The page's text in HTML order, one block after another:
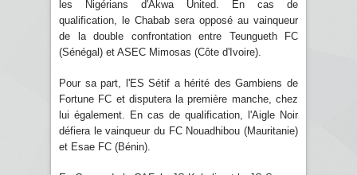
les Nigérians d'Akwa United. En cas de
qualification, le Chabab sera opposé au vainqueur
de la double confrontation entre Teungueth FC
(Sénégal) et ASEC Mimosas (Côte d'Ivoire).
Pour sa part, l'ES Sétif a hérité des Gambiens de
Fortune FC et disputera la première manche, chez
lui également. En cas de qualification, l'Aigle Noir
défiera le vainqueur du FC Nouadhibou (Mauritanie)
et Esae FC (Bénin).